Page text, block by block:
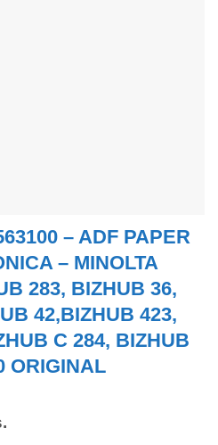
– ADF PAPER
– MINOLTA
283, BIZHUB 36,
42,BIZHUB 423,
C 284, BIZHUB
ORIGINAL